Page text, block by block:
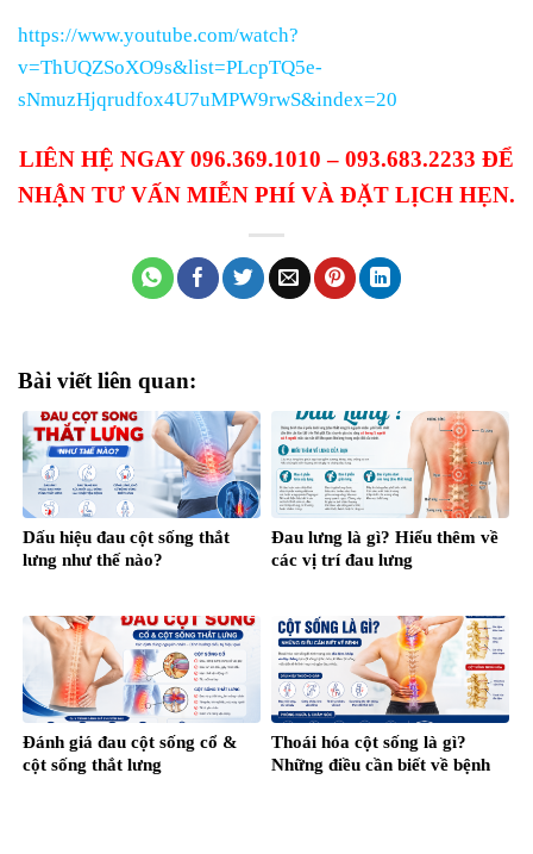
https://www.youtube.com/watch?
v=ThUQZSoXO9s&list=PLcpTQ5e-
sNmuzHjqrudfox4U7uMPW9rwS&index=20
LIÊN HỆ NGAY 096.369.1010 – 093.683.2233 ĐỂ
NHẬN TƯ VẤN MIỄN PHÍ VÀ ĐẶT LỊCH HẸN.
Bài viết liên quan:
Dấu hiệu đau cột sống thắt
lưng như thế nào?
Đau lưng là gì? Hiểu thêm về
các vị trí đau lưng
Đánh giá đau cột sống cổ &
cột sống thắt lưng
Thoái hóa cột sống là gì?
Những điều cần biết về bệnh